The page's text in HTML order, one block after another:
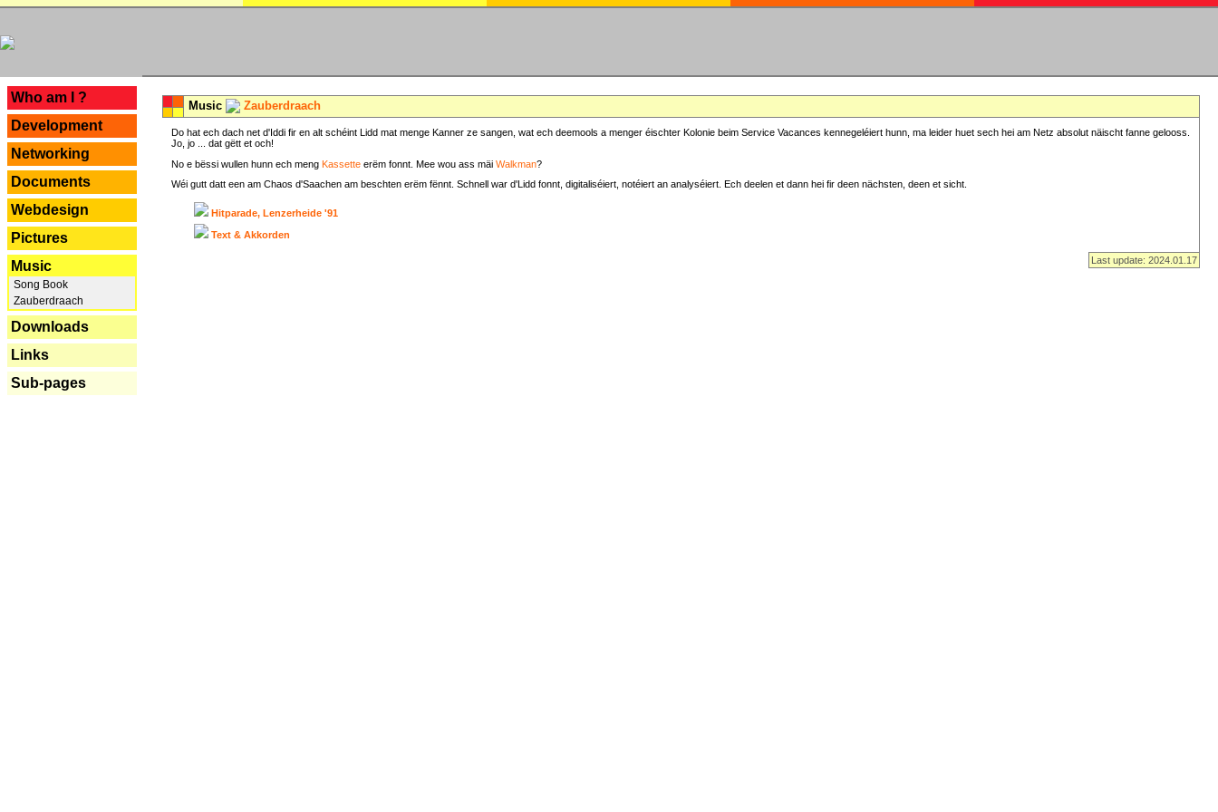
Who am I ?
Development
Networking
Documents
Webdesign
Pictures
Music
Song Book
Zauberdraach
Downloads
Links
Sub-pages
Music Zauberdraach
Do hat ech dach net d'Iddi fir en alt schéint Lidd mat menge Kanner ze sangen, wat ech deemools a menger éischter Kolonie beim Service Vacances kennegeléiert hunn, ma leider huet sech hei am Netz absolut näischt fanne gelooss.
Jo, jo ... dat gëtt et och!
No e bëssi wullen hunn ech meng Kassette erëm fonnt. Mee wou ass mäi Walkman?
Wéi gutt datt een am Chaos d'Saachen am beschten erëm fënnt. Schnell war d'Lidd fonnt, digitaliséiert, notéiert an analyséiert. Ech deelen et dann hei fir deen nächsten, deen et sicht.
Hitparade, Lenzerheide '91
Text & Akkorden
Last update: 2024.01.17